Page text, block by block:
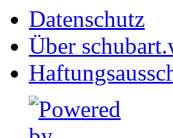
Datenschutz
Über